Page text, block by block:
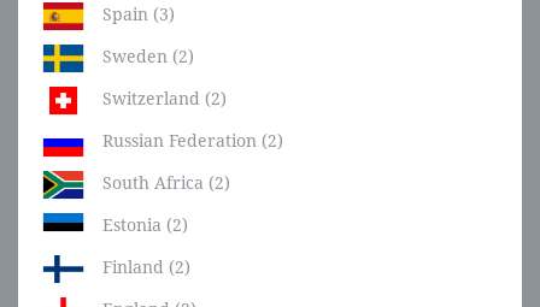
Spain (3)
Sweden (2)
Switzerland (2)
Russian Federation (2)
South Africa (2)
Estonia (2)
Finland (2)